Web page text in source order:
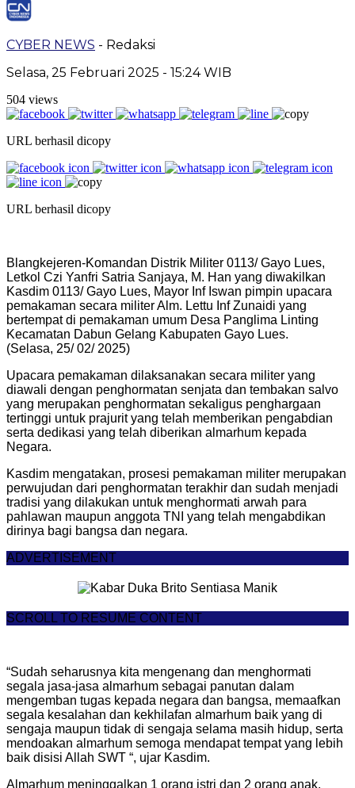
CYBER NEWS - Redaksi
Selasa, 25 Februari 2025 - 15:24 WIB
504 views
URL berhasil dicopy
URL berhasil dicopy
Blangkejeren-Komandan Distrik Militer 0113/ Gayo Lues,
Letkol Czi Yanfri Satria Sanjaya, M. Han yang diwakilkan
Kasdim 0113/ Gayo Lues, Mayor Inf Iswan pimpin upacara
pemakaman secara militer Alm. Lettu Inf Zunaidi yang
bertempat di pemakaman umum Desa Panglima Linting
Kecamatan Dabun Gelang Kabupaten Gayo Lues.
(Selasa, 25/ 02/ 2025)
Upacara pemakaman dilaksanakan secara militer yang
diawali dengan penghormatan senjata dan tembakan salvo
yang merupakan penghormatan sekaligus penghargaan
tertinggi untuk prajurit yang telah memberikan pengabdian
serta dedikasi yang telah diberikan almarhum kepada
Negara.
Kasdim mengatakan, prosesi pemakaman militer merupakan
perwujudan dari penghormatan terakhir dan sudah menjadi
tradisi yang dilakukan untuk menghormati arwah para
pahlawan maupun anggota TNI yang telah mengabdikan
dirinya bagi bangsa dan negara.
ADVERTISEMENT
SCROLL TO RESUME CONTENT
“Sudah seharusnya kita mengenang dan menghormati
segala jasa-jasa almarhum sebagai panutan dalam
mengemban tugas kepada negara dan bangsa, memaafkan
segala kesalahan dan kekhilafan almarhum baik yang di
sengaja maupun tidak di sengaja selama masih hidup, serta
mendoakan almarhum semoga mendapat tempat yang lebih
baik disisi Allah SWT “, ujar Kasdim.
Almarhum meninggalkan 1 orang istri dan 2 orang anak,